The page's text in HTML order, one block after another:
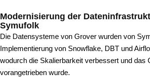
Modernisierung der
Symufolk
Die Datensysteme von Grover wurden von
Implementierung von Snowflake, DBT und
wodurch die Skalierbarkeit verbessert und das
vorangetrieben wurde.